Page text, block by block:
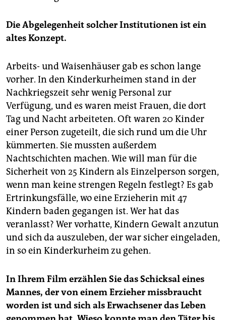
Die Abgelegenheit solcher Institutionen ist ein
altes Konzept.
Arbeits- und Waisenhäuser gab es schon lange
vorher. In den Kinderkurheimen stand in der
Nachkriegszeit sehr wenig Personal zur
Verfügung, und es waren meist Frauen, die dort
Tag und Nacht arbeiteten. Oft waren 20 Kinder
einer Person zugeteilt, die sich rund um die Uhr
kümmerten. Sie mussten außerdem
Nachtschichten machen. Wie will man für die
Sicherheit von 25 Kindern als Einzelperson sorgen,
wenn man keine strengen Regeln festlegt? Es gab
Ertrinkungsfälle, wo eine Erzieherin mit 47
Kindern baden gegangen ist. Wer hat das
veranlasst? Wer vorhatte, Kindern Gewalt anzutun
und sich da auszuleben, der war sicher eingeladen,
in so ein Kinderkurheim zu gehen.
In Ihrem Film erzählen Sie das Schicksal eines
Mannes, der von einem Erzieher missbraucht
worden ist und sich als Erwachsener das Leben